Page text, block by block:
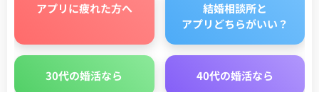
アプリに疲れた方へ
結婚相談所と
アプリどちらがいい？
30代の婚活なら 40代の婚活なら